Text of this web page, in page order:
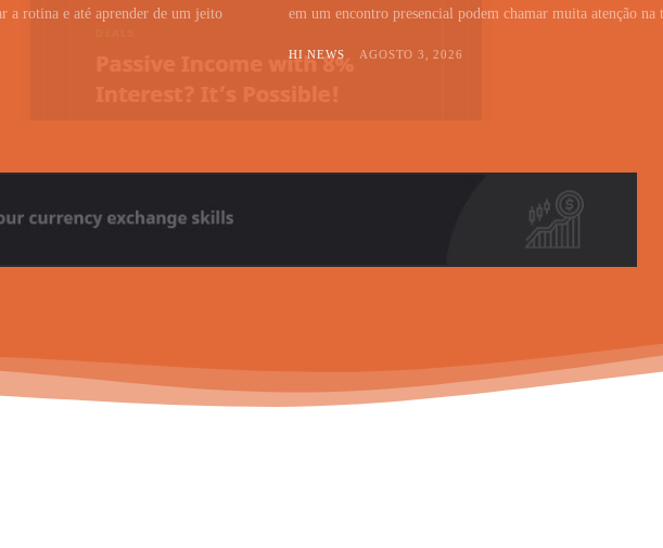
a rotina e até aprender de um jeito
em um encontro presencial podem chamar muita atenção
HI NEWS AGOSTO 3, 2026